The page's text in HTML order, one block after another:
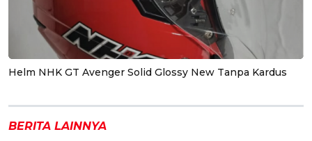
Helm NHK GT Avenger Solid Glossy New Tanpa Kardus
BERITA LAINNYA